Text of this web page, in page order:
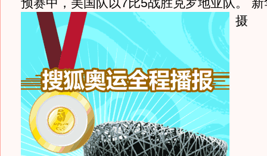
预赛中，美国队以7比5战胜克罗地亚队。
摄